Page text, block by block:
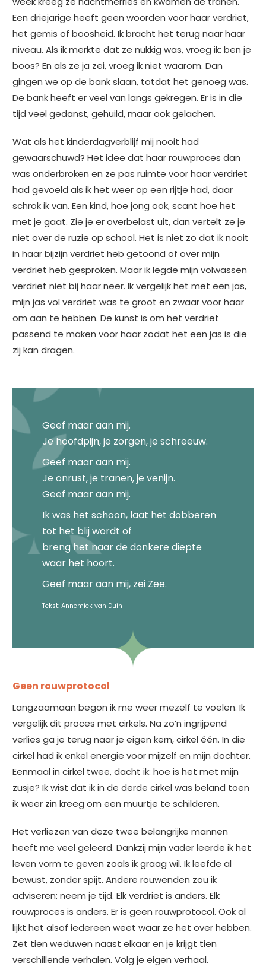
Een driejarige heeft geen woorden voor haar verdriet,
het gemis of boosheid. Ik bracht het terug naar haar
niveau. Als ik merkte dat ze nukkig was, vroeg ik: ben je
boos? En als ze ja zei, vroeg ik niet waarom. Dan
gingen we op de bank slaan, totdat het genoeg was.
De bank heeft er veel van langs gekregen. Er is in die
tijd veel gedanst, gehuild, maar ook gelachen.
Wat als het kinderdagverblijf mij nooit had
gewaarschuwd? Het idee dat haar rouwproces dan
was onderbroken en ze pas ruimte voor haar verdriet
had gevoeld als ik het weer op een rijtje had, daar
schrok ik van. Een kind, hoe jong ook, scant hoe het
met je gaat. Zie je er overbelast uit, dan vertelt ze je
niet over de ruzie op school. Het is niet zo dat ik nooit
in haar bijzijn verdriet heb getoond of over mijn
verdriet heb gesproken. Maar ik legde mijn volwassen
verdriet niet bij haar neer. Ik vergelijk het met een jas,
mijn jas vol verdriet was te groot en zwaar voor haar
om aan te hebben. De kunst is om het verdriet
passend te maken voor haar zodat het een jas is die
zij kan dragen.
Geef maar aan mij.
Je hoofdpijn, je zorgen, je schreeuw.
Geef maar aan mij.
Je onrust, je tranen, je venijn.
Geef maar aan mij.
Ik was het schoon, laat het dobberen
tot het blij wordt of
breng het naar de donkere diepte
waar het hoort.
Geef maar aan mij, zei Zee.
Tekst: Annemiek van Duin
Geen rouwprotocol
Langzaamaan begon ik me weer mezelf te voelen. Ik
vergelijk dit proces met cirkels. Na zo’n ingrijpend
verlies ga je terug naar je eigen kern, cirkel één. In die
cirkel had ik enkel energie voor mijzelf en mijn dochter.
Eenmaal in cirkel twee, dacht ik: hoe is het met mijn
zusje? Ik wist dat ik in de derde cirkel was beland toen
ik weer zin kreeg om een muurtje te schilderen.
Het verliezen van deze twee belangrijke mannen
heeft me veel geleerd. Dankzij mijn vader leerde ik het
leven vorm te geven zoals ik graag wil. Ik leefde al
bewust, zonder spijt. Andere rouwenden zou ik
adviseren: neem je tijd. Elk verdriet is anders. Elk
rouwproces is anders. Er is geen rouwprotocol. Ook al
lijkt het alsof iedereen weet waar ze het over hebben.
Zet tien weduwen naast elkaar en je krijgt tien
verschillende verhalen. Volg je eigen verhaal.